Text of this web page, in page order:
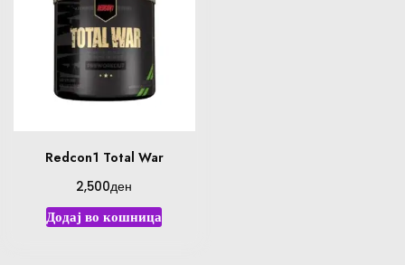
Redcon1 Total War
2,500ден
Додај во кошница